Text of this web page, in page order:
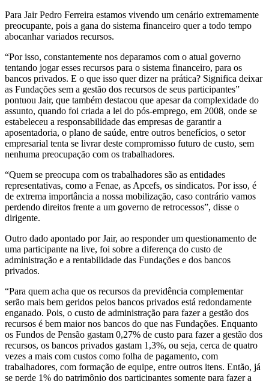
Para Jair Pedro Ferreira estamos vivendo um cenário extremamente
preocupante, pois a gana do sistema financeiro quer a todo tempo
abocanhar variados recursos.
“Por isso, constantemente nos deparamos com o atual governo
tentando jogar esses recursos para o sistema financeiro, para os
bancos privados. E o que isso quer dizer na prática? Significa deixar
as Fundações sem a gestão dos recursos de seus participantes”
pontuou Jair, que também destacou que apesar da complexidade do
assunto, quando foi criada a lei do pós-emprego, em 2008, onde se
estabeleceu a responsabilidade das empresas de garantir a
aposentadoria, o plano de saúde, entre outros benefícios, o setor
empresarial tenta se livrar deste compromisso futuro de custo, sem
nenhuma preocupação com os trabalhadores.
“Quem se preocupa com os trabalhadores são as entidades
representativas, como a Fenae, as Apcefs, os sindicatos. Por isso, é
de extrema importância a nossa mobilização, caso contrário vamos
perdendo direitos frente a um governo de retrocessos”, disse o
dirigente.
Outro dado apontado por Jair, ao responder um questionamento de
uma participante na live, foi sobre a diferença do custo de
administração e a rentabilidade das Fundações e dos bancos
privados.
“Para quem acha que os recursos da previdência complementar
serão mais bem geridos pelos bancos privados está redondamente
enganado. Pois, o custo de administração para fazer a gestão dos
recursos é bem maior nos bancos do que nas Fundações. Enquanto
os Fundos de Pensão gastam 0,27% de custo para fazer a gestão dos
recursos, os bancos privados gastam 1,3%, ou seja, cerca de quatro
vezes a mais com custos como folha de pagamento, com
trabalhadores, com formação de equipe, entre outros itens. Então, já
se perde 1% do patrimônio dos participantes somente para fazer a